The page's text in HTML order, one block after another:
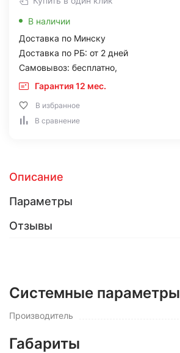
В наличии
Доставка по Минску
Доставка по РБ: от 2 дней
Самовывоз: бесплатно,
Гарантия 12 мес.
В избранное
В сравнение
Описание
Параметры
Отзывы
Системные параметры
Производитель
Габариты